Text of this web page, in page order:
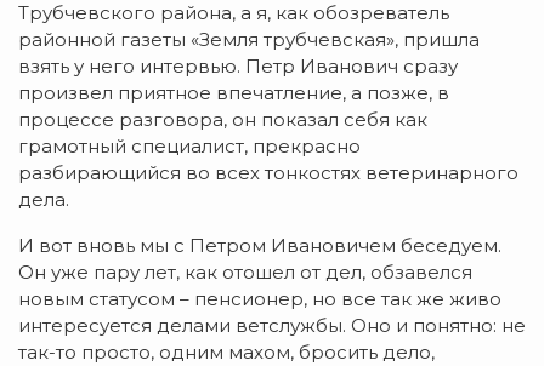
Трубчевского района, а я, как обозреватель
районной газеты «Земля трубчевская», пришла
взять у него интервью. Петр Иванович сразу
произвел приятное впечатление, а позже, в
процессе разговора, он показал себя как
грамотный специалист, прекрасно
разбирающийся во всех тонкостях ветеринарного
дела.
И вот вновь мы с Петром Ивановичем беседуем.
Он уже пару лет, как отошел от дел, обзавелся
новым статусом – пенсионер, но все так же живо
интересуется делами ветслужбы. Оно и понятно: не
так-то просто, одним махом, бросить дело,